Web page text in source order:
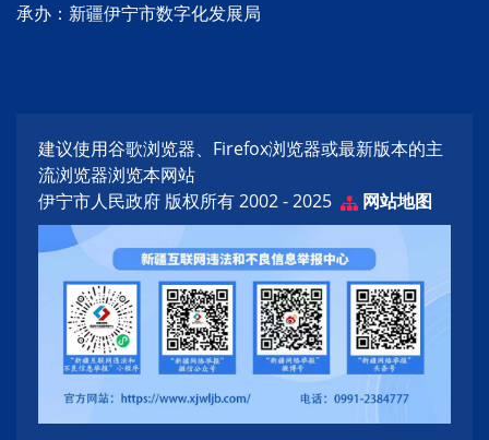
承办：新疆伊宁市数字化发展局
建议使用谷歌浏览器、Firefox浏览器或最新版本的主
流浏览器浏览本网站
伊宁市人民政府 版权所有 2002 - 2025
网站地图